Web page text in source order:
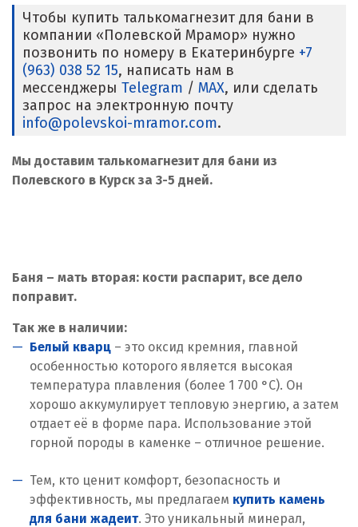
Чтобы купить талькомагнезит для бани в
компании «Полевской Мрамор» нужно
позвонить по номеру в Екатеринбурге +7
(963) 038 52 15, написать нам в
мессенджеры Telegram / MAX, или сделать
запрос на электронную почту
info@polevskoi-mramor.com.
Мы доставим талькомагнезит для бани из
Полевского в Курск за 3-5 дней.
Баня – мать вторая: кости распарит, все дело
поправит.
Так же в наличии:
Белый кварц – это оксид кремния, главной
особенностью которого является высокая
температура плавления (более 1 700 °C). Он
хорошо аккумулирует тепловую энергию, а затем
отдает её в форме пара. Использование этой
горной породы в каменке – отличное решение.
Тем, кто ценит комфорт, безопасность и
эффективность, мы предлагаем купить камень
для бани жадеит. Это уникальный минерал,